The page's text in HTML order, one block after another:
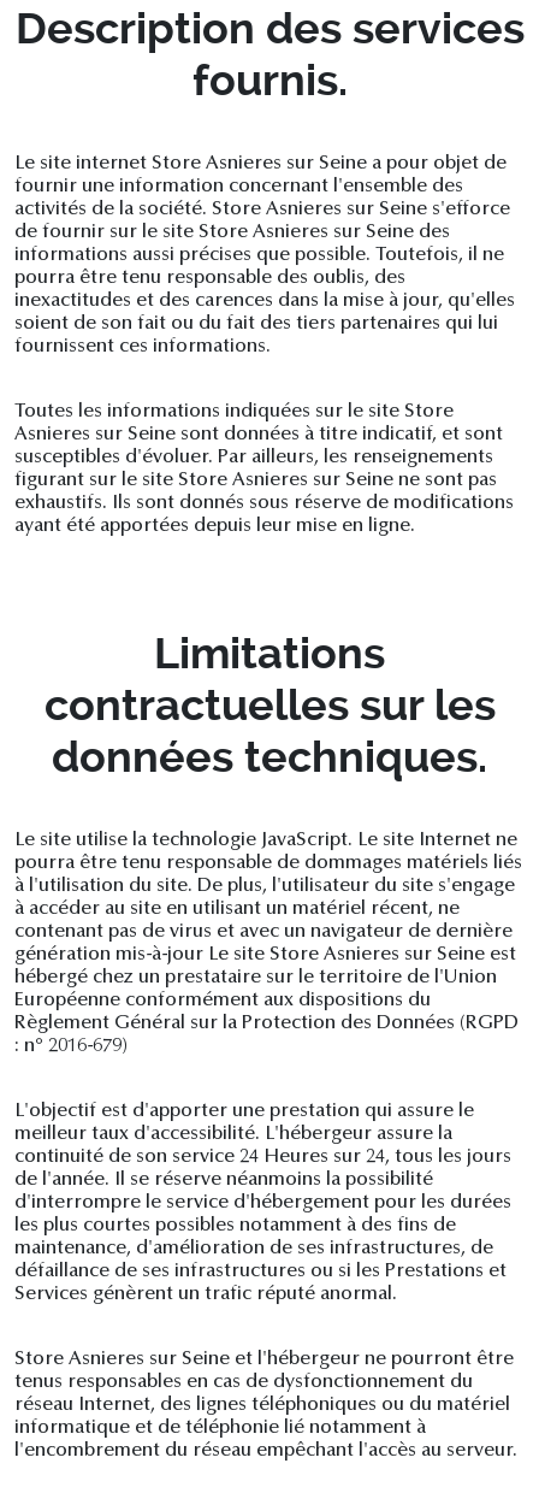
Description des services
fournis.
Le site internet Store Asnieres sur Seine a pour objet de
fournir une information concernant l'ensemble des
activités de la société. Store Asnieres sur Seine s'efforce
de fournir sur le site Store Asnieres sur Seine des
informations aussi précises que possible. Toutefois, il ne
pourra être tenu responsable des oublis, des
inexactitudes et des carences dans la mise à jour, qu'elles
soient de son fait ou du fait des tiers partenaires qui lui
fournissent ces informations.
Toutes les informations indiquées sur le site Store
Asnieres sur Seine sont données à titre indicatif, et sont
susceptibles d'évoluer. Par ailleurs, les renseignements
figurant sur le site Store Asnieres sur Seine ne sont pas
exhaustifs. Ils sont donnés sous réserve de modifications
ayant été apportées depuis leur mise en ligne.
Limitations
contractuelles sur les
données techniques.
Le site utilise la technologie JavaScript. Le site Internet ne
pourra être tenu responsable de dommages matériels liés
à l'utilisation du site. De plus, l'utilisateur du site s'engage
à accéder au site en utilisant un matériel récent, ne
contenant pas de virus et avec un navigateur de dernière
génération mis-à-jour Le site Store Asnieres sur Seine est
hébergé chez un prestataire sur le territoire de l'Union
Européenne conformément aux dispositions du
Règlement Général sur la Protection des Données (RGPD
: n° 2016-679)
L'objectif est d'apporter une prestation qui assure le
meilleur taux d'accessibilité. L'hébergeur assure la
continuité de son service 24 Heures sur 24, tous les jours
de l'année. Il se réserve néanmoins la possibilité
d'interrompre le service d'hébergement pour les durées
les plus courtes possibles notamment à des fins de
maintenance, d'amélioration de ses infrastructures, de
défaillance de ses infrastructures ou si les Prestations et
Services génèrent un trafic réputé anormal.
Store Asnieres sur Seine et l'hébergeur ne pourront être
tenus responsables en cas de dysfonctionnement du
réseau Internet, des lignes téléphoniques ou du matériel
informatique et de téléphonie lié notamment à
l'encombrement du réseau empêchant l'accès au serveur.